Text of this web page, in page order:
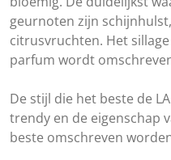
geurnoten zijn
citrusvruchten. Het
parfum wordt
De stijl die het beste de
trendy en de eigenschap
beste omschreven